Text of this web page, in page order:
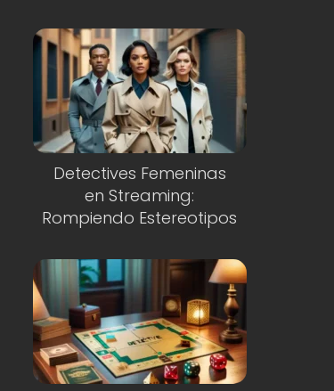
Detectives Femeninas
en Streaming:
Rompiendo Estereotipos